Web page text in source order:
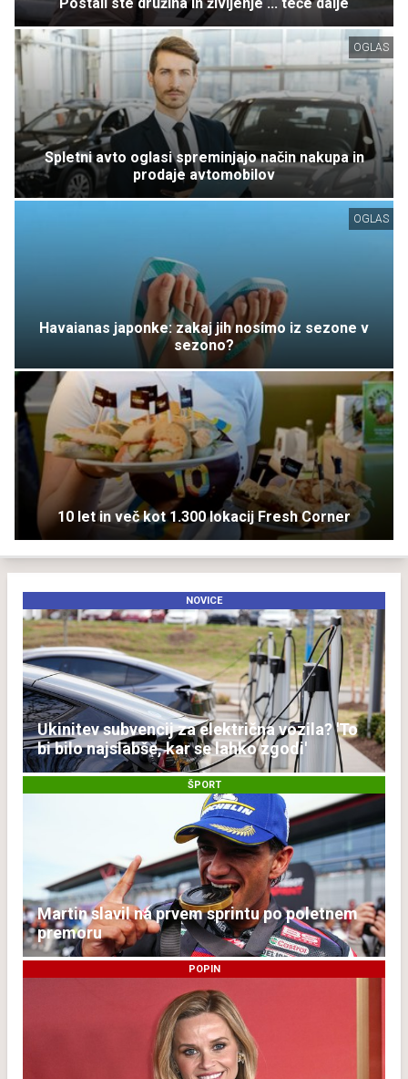
OGLAS
Spletni avto oglasi spreminjajo način nakupa in
prodaje avtomobilov
OGLAS
Havaianas japonke: zakaj jih nosimo iz sezone v
sezono?
10 let in več kot 1.300 lokacij Fresh Corner
NOVICE
Ukinitev subvencij za električna vozila? 'To
bi bilo najslabše, kar se lahko zgodi'
ŠPORT
Martin slavil na prvem sprintu po poletnem
premoru
POPIN